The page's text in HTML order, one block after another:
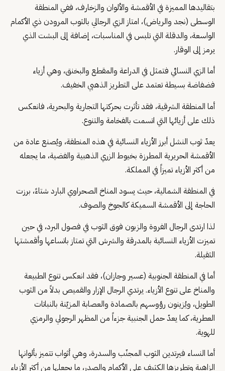
بتقاليدها المميزة في الأقمشة والألوان والزخارف، ففي المنطقة
الوسطى (نجد والرياض)، امتاز الزي الرجالي بالثوب المرودن ذي الأكمام
الواسعة، والدقلة التي تلبس في المناسبات، إضافة إلى البشت الذي
يرمز إلى الوقار.
أما الزي النسائي فتمثل في الدراعة والمقطع والبخنق، وهي أزياء
فضفاضة بسيطة تعتمد على التطريز الذهبي الخفيف.
أما المنطقة الشرقية، فقد تأثرت بحركتها التجارية والبحرية، فانعكس
ذلك على أزيائها التي اتسمت بالفخامة والتنوع.
يعدّ ثوب النشل أبرز الأزياء النسائية في هذه المنطقة، ويُصنع عادة من
الأقمشة الحريرية المطرزة بخيوط الزري الذهبية والفضية، ما يجعله
من أكثر الأزياء تميزاً في المملكة.
في المنطقة الشمالية، حيث يسود المناخ الصحراوي البارد شتاءً، برزت
الحاجة إلى الأقمشة السميكة كالجوخ والصوف.
لذا ارتدى الرجال الفروة والزبون فوق الثوب في فصول البرد، في حين
تميزت الأزياء النسائية بالمدرقة والشرش التي تمتاز باتساعها وأقمشتها
الثقيلة.
أما في المنطقة الجنوبية (عسير وجازان)، فقد انعكس تنوع الطبيعة
والمناخ على تنوع الأزياء. يرتدي الرجال الإزار والقميص بدلاً من الثوب
الطويل، ويُزينون رؤوسهم بالصمادة والعصابة المزيّنة بالنباتات
العطرية، كما يعدّ حمل الجنبية جزءاً من المظهر الرجولي والرمزي
للهوية.
أما النساء فيرتدين الثوب المجنّب والسدرة، وهي أثواب تتميز بألوانها
الزاهية وتطريزها الكثيف على الأكمام والصدر، ما يجعلها من أكثر الأزياء